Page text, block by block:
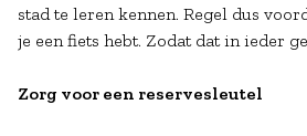
stad te leren kennen. Regel dus
je een fiets hebt. Zodat dat in ieder
Zorg voor een reservesleutel